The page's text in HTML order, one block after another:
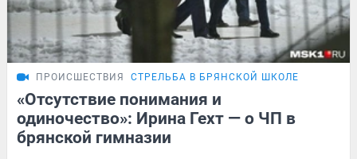
ПРОИСШЕСТВИЯ СТРЕЛЬБА В БРЯНСКОЙ ШКОЛЕ
«Отсутствие понимания и
одиночество»: Ирина Гехт — о ЧП в
брянской гимназии